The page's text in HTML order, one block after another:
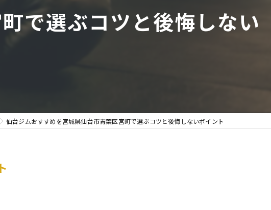
ダイエット
ボディメイク
で選ぶコツと後悔しない
仙台ジムおすすめを宮城県仙台市青葉区宮町で選ぶコツと後悔しないポイント